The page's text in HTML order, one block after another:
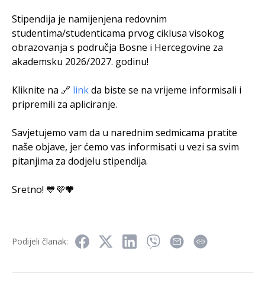
Stipendija je namijenjena redovnim
studentima/studenticama prvog ciklusa visokog
obrazovanja s područja Bosne i Hercegovine za
akademsku 2026/2027. godinu!
Kliknite na 🔗 linkda biste se na vrijeme informisali i
pripremili za apliciranje.
Savjetujemo vam da u narednim sedmicama pratite
naše objave, jer ćemo vas informisati u vezi sa svim
pitanjima za dodjelu stipendija.
Sretno! 💙💜🧡
Podijeli članak: